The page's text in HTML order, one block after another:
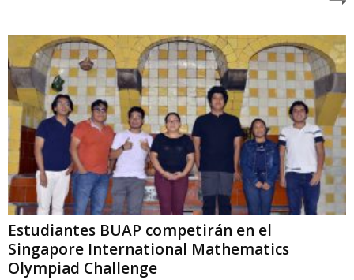
Estudiantes BUAP competirán en el
Singapore International Mathematics
Olympiad Challenge